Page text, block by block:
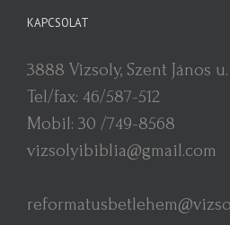
KAPCSOLAT
3888 Vizsoly, Szent János u.
Tel/fax: 46/587-512
Mobil: 30 /749-8568
vizsolyibiblia@gmail.com